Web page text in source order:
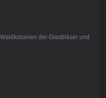
der Glasbläser und